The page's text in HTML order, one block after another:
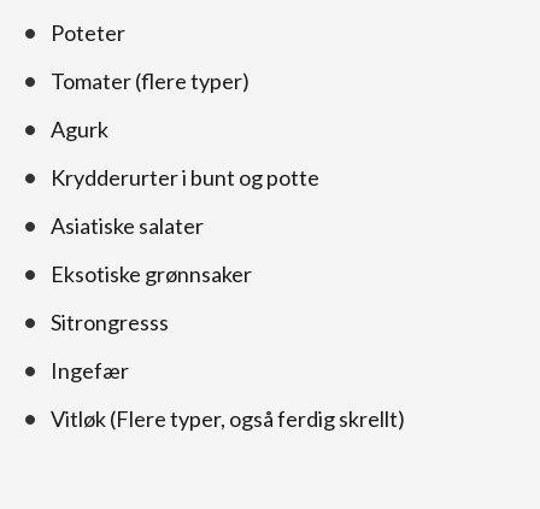
Poteter
Tomater (flere typer)
Agurk
Krydderurter i bunt og potte
Asiatiske salater
Eksotiske grønnsaker
Sitrongresss
Ingefær
Vitløk (Flere typer, også ferdig skrellt)